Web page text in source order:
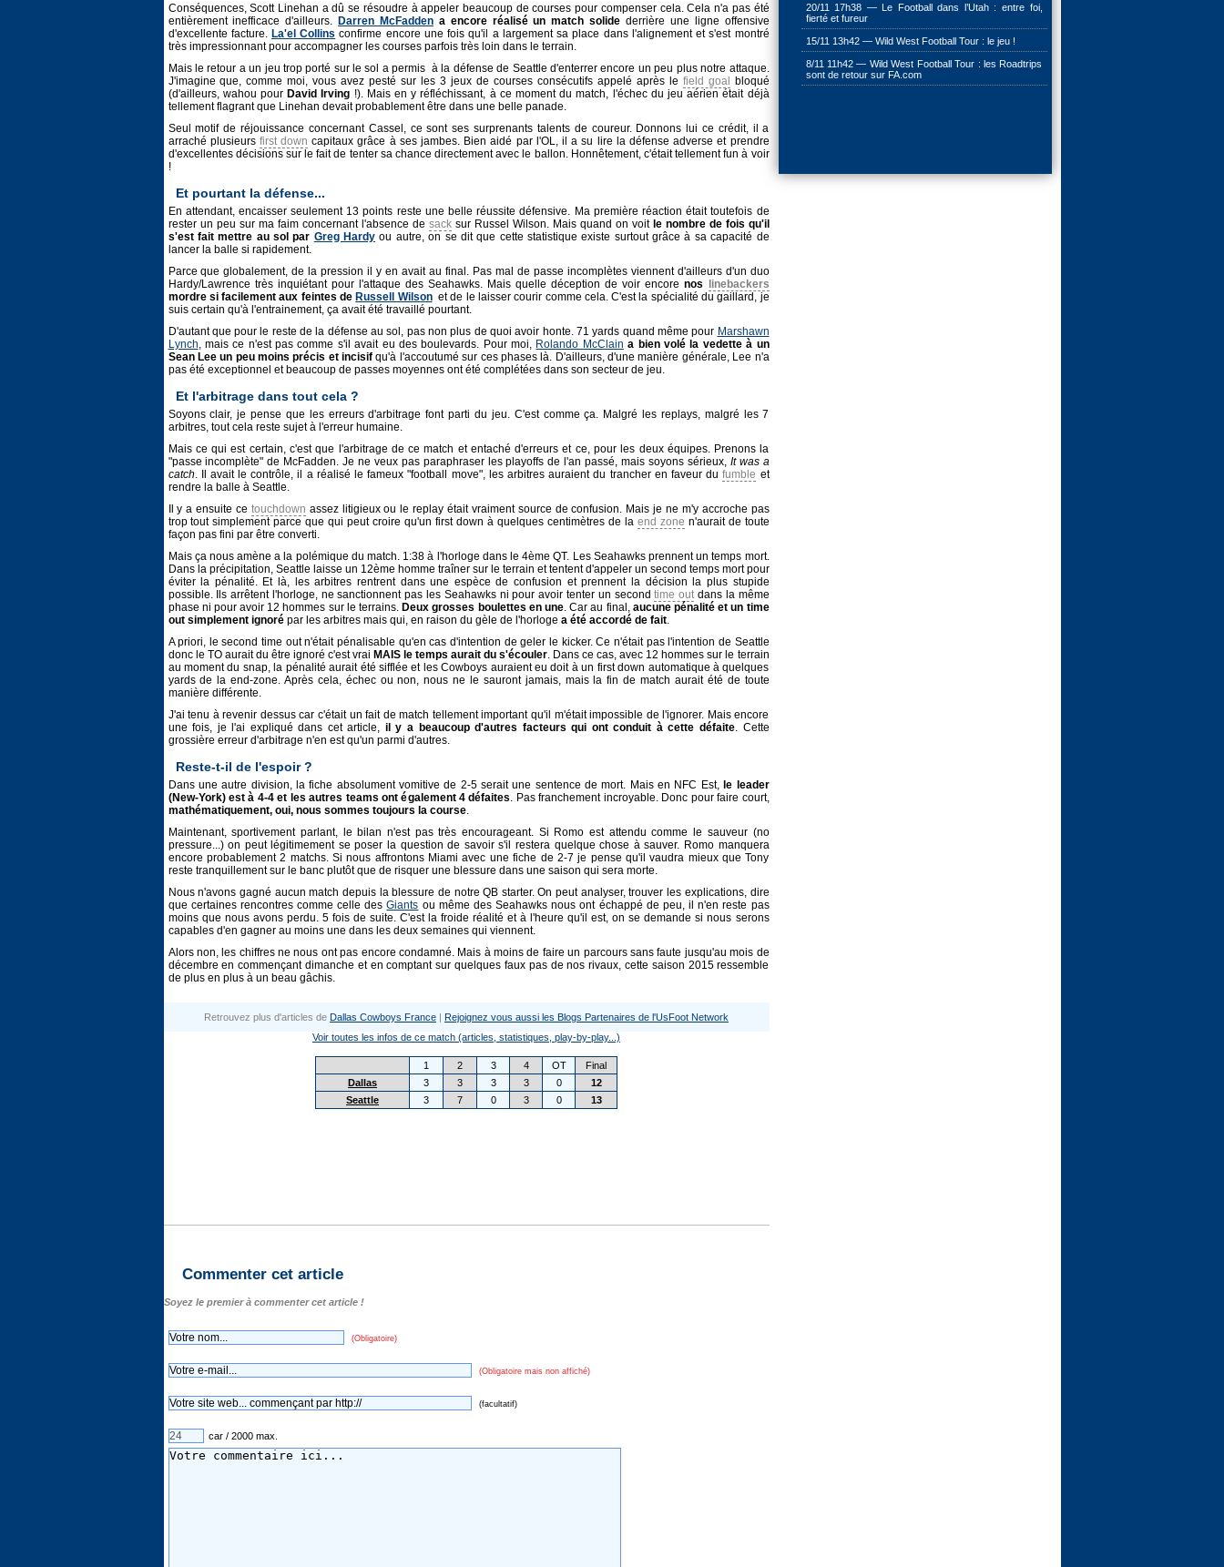
20/11 17h38 — Le Football dans l’Utah : entre foi,
fierté et fureur
15/11 13h42 — Wild West Football Tour : le jeu !
8/11 11h42 — Wild West Football Tour : les Roadtrips
sont de retour sur FA.com
Conséquences, Scott Linehan a dû se résoudre à appeler beaucoup de courses pour compenser cela. Cela n'a pas été
entièrement inefficace d'ailleurs. Darren McFaddena encore réalisé un match solide derrière une ligne offensive
d'excellente facture. La'el Collins confirme encore une fois qu'il a largement sa place dans l'alignement et s'est montré
très impressionnant pour accompagner les courses parfois très loin dans le terrain.
Mais le retour a un jeu trop porté sur le sol a permis à la défense de Seattle d'enterrer encore un peu plus notre attaque.
J'imagine que, comme moi, vous avez pesté sur les 3 jeux de courses consécutifs appelé après le field goal
bloqué
(d'ailleurs, wahou pour David Irving !). Mais en y réfléchissant, à ce moment du match, l'échec du jeu aérien était déjà
tellement flagrant que Linehan devait probablement être dans une belle panade.
Seul motif de réjouissance concernant Cassel, ce sont ses surprenants talents de coureur. Donnons lui ce crédit, il a
arraché plusieurs first down capitaux grâce à ses jambes. Bien aidé par l'OL, il a su lire la défense adverse et prendre
d'excellentes décisions sur le fait de tenter sa chance directement avec le ballon. Honnêtement, c'était tellement fun à voir
!
Et pourtant la défense...
En attendant, encaisser seulement 13 points reste une belle réussite défensive. Ma première réaction était toutefois de
rester un peu sur ma faim concernant l'absence de sacksur Russel Wilson. Mais quand on voit le nombre de fois qu'il
s'est fait mettre au sol par Greg Hardy ou autre, on se dit que cette statistique existe surtout grâce à sa capacité de
lancer la balle si rapidement.
Parce que globalement, de la pression il y en avait au final. Pas mal de passe incomplètes viennent d'ailleurs d'un duo
Hardy/Lawrence très inquiétant pour l'attaque des Seahawks. Mais quelle déception de voir encorenos
linebackers
mordre si facilement aux feintes de Russell Wilson et de le laisser courir comme cela. C'est la spécialité du gaillard, je
suis certain qu'à l'entrainement, ça avait été travaillé pourtant.
D'autant que pour le reste de la défense au sol, pas non plus de quoi avoir honte. 71 yards quand même pour Marshawn
Lynch, mais ce n'est pas comme s'il avait eu des boulevards. Pour moi, Rolando McClain a bien volé la vedette à un
Sean Lee un peu moins précis et incisif qu'à l'accoutumé sur ces phases là. D'ailleurs, d'une manière générale, Lee n'a
pas été exceptionnel et beaucoup de passes moyennes ont été complétées dans son secteur de jeu.
Et l'arbitrage dans tout cela ?
Soyons clair, je pense que les erreurs d'arbitrage font parti du jeu. C'est comme ça. Malgré les replays, malgré les 7
arbitres, tout cela reste sujet à l'erreur humaine.
Mais ce qui est certain, c'est que l'arbitrage de ce match et entaché d'erreurs et ce, pour les deux équipes. Prenons la
"passe incomplète" de McFadden. Je ne veux pas paraphraser les playoffs de l'an passé, mais soyons sérieux, It was a
catch. Il avait le contrôle, il a réalisé le fameux "football move", les arbitres auraient du trancher en faveur dufumble et
rendre la balle à Seattle.
Il y a ensuite ce touchdown assez litigieux ou le replay était vraiment source de confusion. Mais je ne m'y accroche pas
trop tout simplement parce que qui peut croire qu'un first down à quelques centimètres de la end zone n'aurait de toute
façon pas fini par être converti.
Mais ça nous amène a la polémique du match. 1:38 à l'horloge dans le 4ème QT. Les Seahawks prennent un temps mort.
Dans la précipitation, Seattle laisse un 12ème homme traîner sur le terrain et tentent d'appeler un second temps mort pour
éviter la pénalité. Et là, les arbitres rentrent dans une espèce de confusion et prennent la décision la plus stupide
possible. Ils arrêtent l'horloge, ne sanctionnent pas les Seahawks ni pour avoir tenter un secondtime outdans la même
phase ni pour avoir 12 hommes sur le terrains. Deux grosses boulettes en une. Car au final, aucune pénalité et un time
out simplement ignorépar les arbitres mais qui, en raison du gèle de l'horloge a été accordé de fait.
A priori, le second time out n'était pénalisable qu'en cas d'intention de geler le kicker. Ce n'était pas l'intention de Seattle
donc le TO aurait du être ignoré c'est vrai MAIS le temps aurait du s'écouler. Dans ce cas, avec 12 hommes sur le terrain
au moment du snap, la pénalité aurait été sifflée et les Cowboys auraient eu doit à un first down automatique à quelques
yards de la end-zone. Après cela, échec ou non, nous ne le sauront jamais, mais la fin de match aurait été de toute
manière différente.
J'ai tenu à revenir dessus car c'était un fait de match tellement important qu'il m'était impossible de l'ignorer. Mais encore
une fois, je l'ai expliqué dans cet article, il y a beaucoup d'autres facteurs qui ont conduit à cette défaite. Cette
grossière erreur d'arbitrage n'en est qu'un parmi d'autres.
Reste-t-il de l'espoir ?
Dans une autre division, la fiche absolument vomitive de 2-5 serait une sentence de mort. Mais en NFC Est, le leader
(New-York) est à 4-4 et les autres teams ont également 4 défaites. Pas franchement incroyable. Donc pour faire court,
mathématiquement, oui, nous sommes toujours la course.
Maintenant, sportivement parlant, le bilan n'est pas très encourageant. Si Romo est attendu comme le sauveur (no
pressure...) on peut légitimement se poser la question de savoir s'il restera quelque chose à sauver. Romo manquera
encore probablement 2 matchs. Si nous affrontons Miami avec une fiche de 2-7 je pense qu'il vaudra mieux que Tony
reste tranquillement sur le banc plutôt que de risquer une blessure dans une saison qui sera morte.
Nous n'avons gagné aucun match depuis la blessure de notre QB starter. On peut analyser, trouver les explications, dire
que certaines rencontres comme celle desGiants ou même des Seahawks nous ont échappé de peu, il n'en reste pas
moins que nous avons perdu. 5 fois de suite. C'est la froide réalité et à l'heure qu'il est, on se demande si nous serons
capables d'en gagner au moins une dans les deux semaines qui viennent.
Alors non, les chiffres ne nous ont pas encore condamné. Mais à moins de faire un parcours sans faute jusqu'au mois de
décembre en commençant dimanche et en comptant sur quelques faux pas de nos rivaux, cette saison 2015 ressemble
de plus en plus à un beau gâchis.
Retrouvez plus d'articles de Dallas Cowboys France | Rejoignez vous aussi les Blogs Partenaires de l'UsFoot Network
Voir toutes les infos de ce match (articles, statistiques, play-by-play...)
1 2 3 4 OT
Final
Dallas
3 3 3 3 0
12
Seattle
3 7 0 3 0 13
Commenter cet article
Soyez le premier à commenter cet article !
(Obligatoire)
(Obligatoire mais non affiché)
(facultatif)
car / 2000 max.